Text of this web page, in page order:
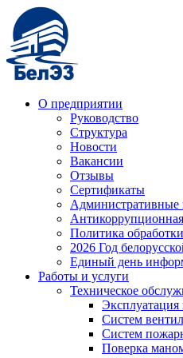
О предприятии
Руководство
Структура
Новости
Вакансии
Отзывы
Сертификаты
Административные
Антикоррупционная
Политика
2026 Год
Единый день
Работы и услуги
Техническое
Эксплуатация
Систем
Систем
Поверка